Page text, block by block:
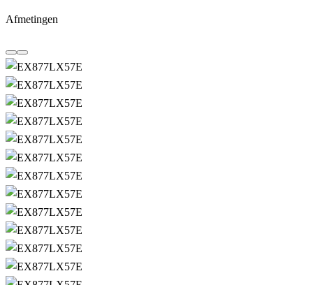
Afmetingen
Ga
terug
volgende